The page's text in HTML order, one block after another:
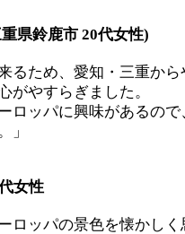
県鈴鹿市 20代女性)
来るため、愛知・三重か
がやすらぎました。
ロッパに興味があるの
」
女性
ーロッパの景色を懐かし